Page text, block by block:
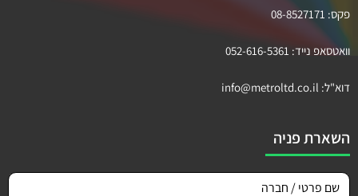
פקס: 08-8527171
וואטסאפ נייד: 052-616-5361
דוא"ל: info@metroltd.co.il
השארת פניה